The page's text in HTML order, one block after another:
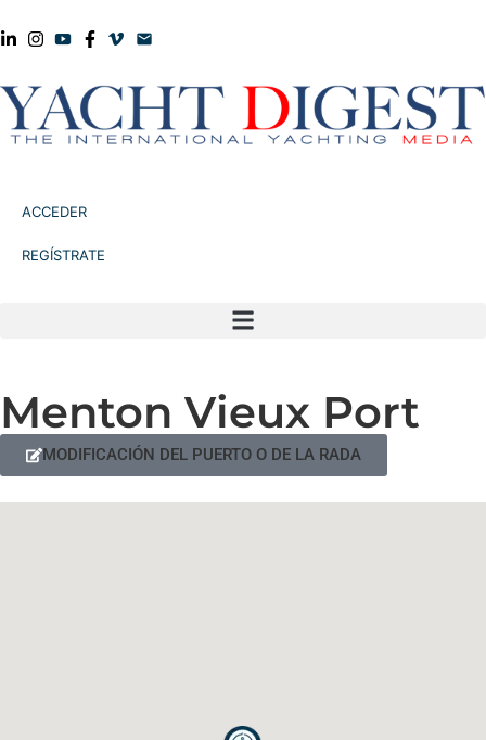
ACCEDER
REGÍSTRATE
Menton Vieux Port
MODIFICACIÓN DEL PUERTO O DE LA RADA